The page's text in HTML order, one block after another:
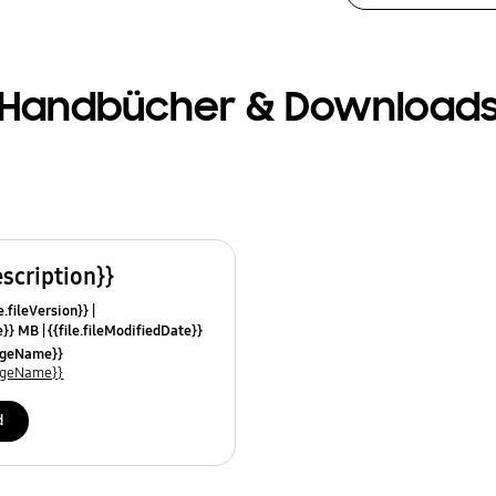
&
MB {{file.fileModifiedDate}}